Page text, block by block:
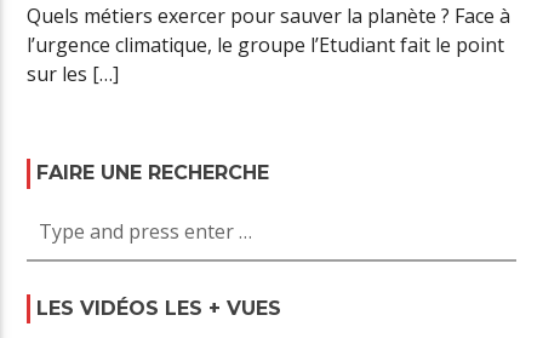
Quels métiers exercer pour sauver la planète ? Face à
l’urgence climatique, le groupe l’Etudiant fait le point
sur les […]
FAIRE UNE RECHERCHE
LES VIDÉOS LES + VUES